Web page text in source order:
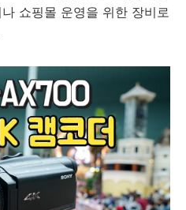
쇼핑몰 운영을 위한 장비로